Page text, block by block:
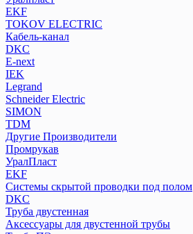
EKF
TOKOV ELECTRIC
Кабель-канал
DKC
E-next
IEK
Legrand
Schneider Electric
SIMON
TDM
Другие Производители
Промрукав
УралПласт
EKF
Системы скрытой проводки под полом
DKC
Труба двустенная
Аксессуары для двустенной трубы